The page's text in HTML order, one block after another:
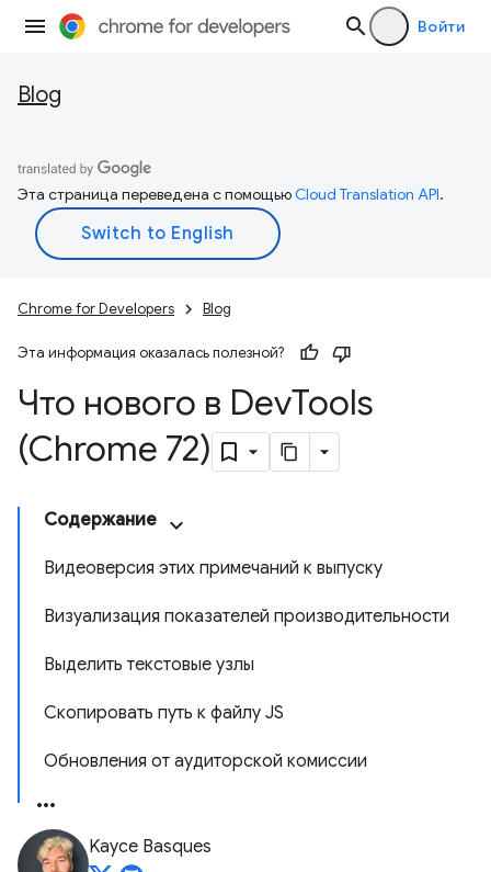
Войти
Blog
Эта страница переведена с помощьюCloud Translation API.
Chrome for Developers Blog
Эта информация оказалась полезной?
Что нового в DevTools
(Chrome 72)
Содержание
Видеоверсия этих примечаний к выпуску
Визуализация показателей производительности
Выделить текстовые узлы
Скопировать путь к файлу JS
Обновления от аудиторской комиссии
Kayce Basques